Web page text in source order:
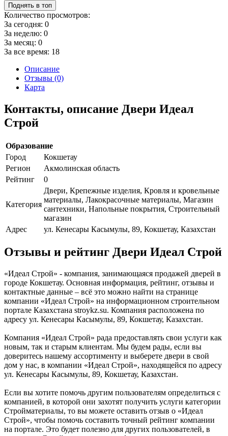
Поднять в топ
Количество просмотров:
За сегодня: 0
За неделю: 0
За месяц: 0
За все время: 18
Описание
Отзывы (0)
Карта
Контакты, описание Двери Идеал
Строй
Образование
Город
Кокшетау
Регион
Акмолинская область
Рейтинг
0
Категория
Двери, Крепежные изделия, Кровля и кровельные
материалы, Лакокрасочные материалы, Магазин
сантехники, Напольные покрытия, Строительный
магазин
Адрес
ул. Кенесары Касымулы, 89, Кокшетау, Казахстан
Отзывы и рейтинг Двери Идеал Строй
«Идеал Строй» - компания, занимающаяся продажей дверей в
городе Кокшетау. Основная информация, рейтинг, отзывы и
контактные данные – всё это можно найти на странице
компании «Идеал Строй» на информационном строительном
портале Казахстана stroykz.su. Компания расположена по
адресу ул. Кенесары Касымулы, 89, Кокшетау, Казахстан.
Компания «Идеал Строй» рада предоставлять свои услуги как
новым, так и старым клиентам. Мы будем рады, если вы
доверитесь нашему ассортименту и выберете двери в свой
дом у нас, в компании «Идеал Строй», находящейся по адресу
ул. Кенесары Касымулы, 89, Кокшетау, Казахстан.
Если вы хотите помочь другим пользователям определиться с
компанией, в которой они захотят получить услуги категории
Стройматериалы, то вы можете оставить отзыв о «Идеал
Строй», чтобы помочь составить точный рейтинг компании
на портале. Это будет полезно для других пользователей, в